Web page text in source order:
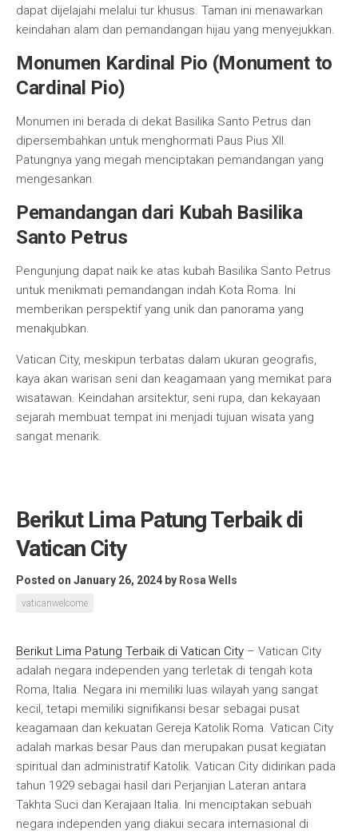
dapat dijelajahi melalui tur khusus. Taman ini menawarkan
keindahan alam dan pemandangan hijau yang menyejukkan.
Monumen Kardinal Pio (Monument to
Cardinal Pio)
Monumen ini berada di dekat Basilika Santo Petrus dan
dipersembahkan untuk menghormati Paus Pius XII.
Patungnya yang megah menciptakan pemandangan yang
mengesankan.
Pemandangan dari Kubah Basilika
Santo Petrus
Pengunjung dapat naik ke atas kubah Basilika Santo Petrus
untuk menikmati pemandangan indah Kota Roma. Ini
memberikan perspektif yang unik dan panorama yang
menakjubkan.
Vatican City, meskipun terbatas dalam ukuran geografis,
kaya akan warisan seni dan keagamaan yang memikat para
wisatawan. Keindahan arsitektur, seni rupa, dan kekayaan
sejarah membuat tempat ini menjadi tujuan wisata yang
sangat menarik.
Berikut Lima Patung Terbaik di
Vatican City
Posted on January 26, 2024 by Rosa Wells
vaticanwelcome
Berikut Lima Patung Terbaik di Vatican City – Vatican City
adalah negara independen yang terletak di tengah kota
Roma, Italia. Negara ini memiliki luas wilayah yang sangat
kecil, tetapi memiliki signifikansi besar sebagai pusat
keagamaan dan kekuatan Gereja Katolik Roma. Vatican City
adalah markas besar Paus dan merupakan pusat kegiatan
spiritual dan administratif Katolik. Vatican City didirikan pada
tahun 1929 sebagai hasil dari Perjanjian Lateran antara
Takhta Suci dan Kerajaan Italia. Ini menciptakan sebuah
negara independen yang diakui secara internasional di